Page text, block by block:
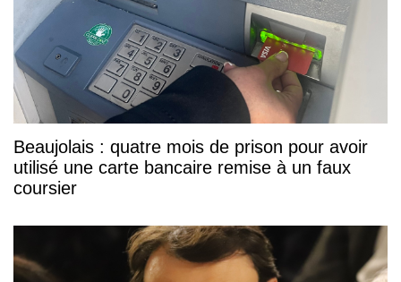
Beaujolais : quatre mois de prison pour avoir
utilisé une carte bancaire remise à un faux
coursier